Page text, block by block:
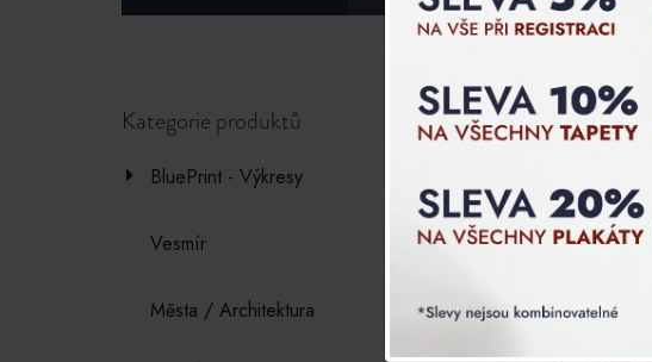
Kategorie produktů
BluePrint - Výkresy
Vesmí­r
Města / Architektura
motorsport